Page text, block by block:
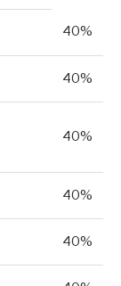
40%
40%
40%
40%
40%